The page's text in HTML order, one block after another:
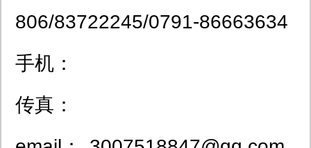
806/83722245/0791-86663634
手机：
传真：